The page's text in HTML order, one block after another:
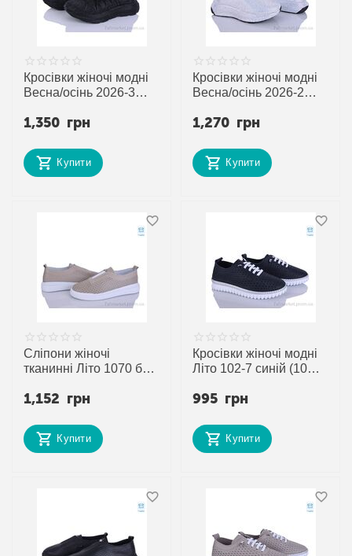
Кросівки жіночі модні
Весна/осінь 2026-3
"Mona Lisa" недорого
постачальника
1,350 грн
Купити
Кросівки жіночі модні
Весна/осінь 2026-2
"Mona Lisa" недорого
постачальника
1,270 грн
Купити
Сліпони жіночі
тканинні Літо 1070 беж
Lisa" недорого оптом
постачальника
1,152 грн
Купити
Кросівки жіночі модні
Літо 102-7 синій (10
Lisa" недорого оптом
постачальника
995 грн
Купити